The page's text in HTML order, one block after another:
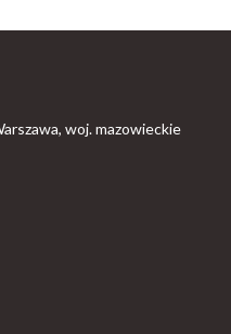
woj. mazowieckie